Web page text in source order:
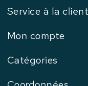
Service à la
Mon compte
Catégories